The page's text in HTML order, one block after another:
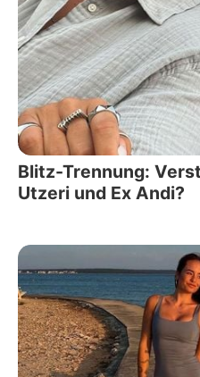
Blitz-Trennung:
Utzeri und Ex Andi?